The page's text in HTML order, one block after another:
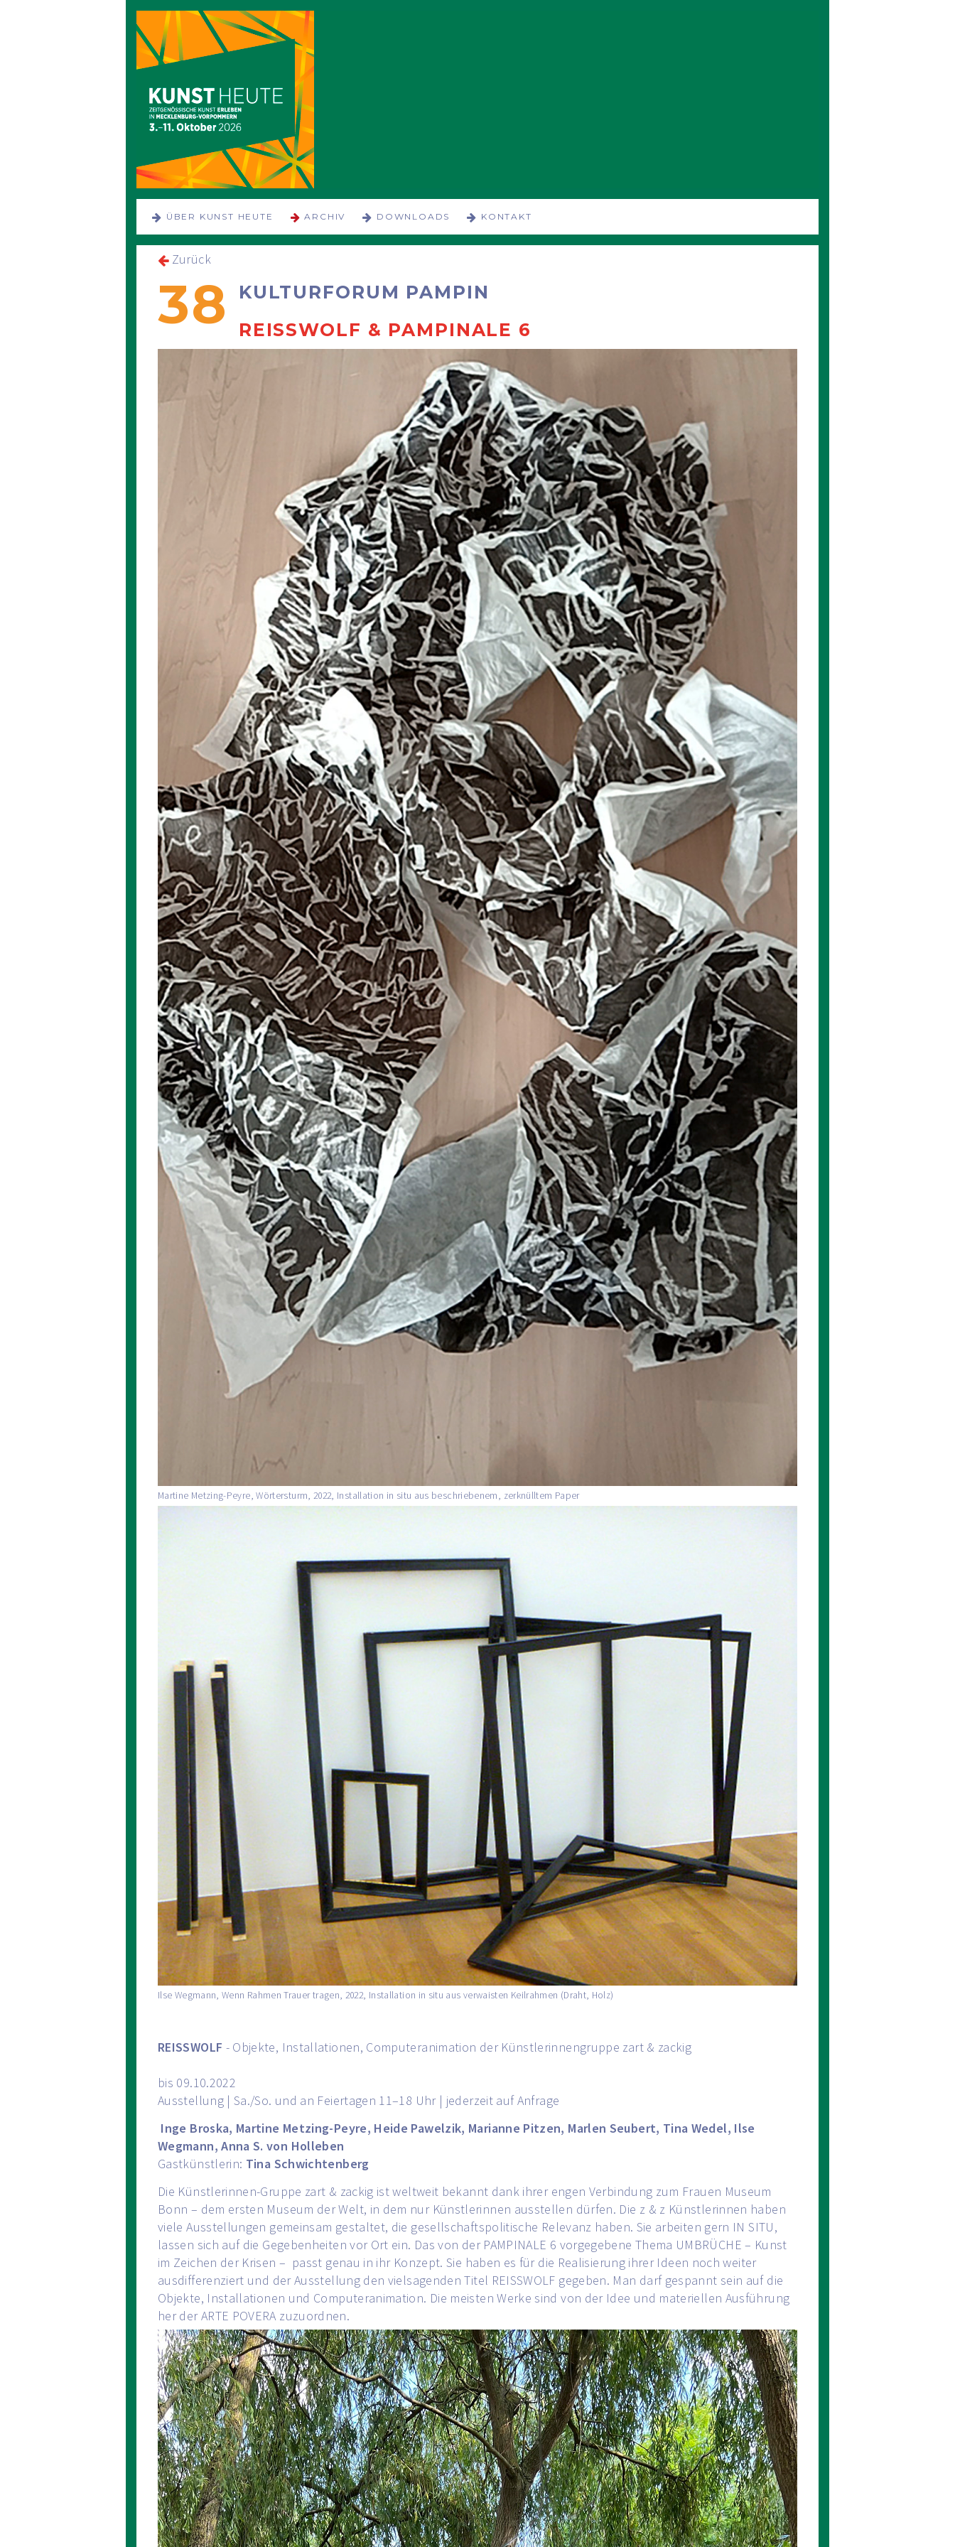
NAVIGATION
ÜBERSPRINGEN
ÜBER KUNST HEUTE ARCHIV DOWNLOADS KONTAKT
38
KULTURFORUM PAMPIN
REISSWOLF & PAMPINALE 6
Martine Metzing-Peyre, Wörtersturm, 2022, Installation in situ aus beschriebenem, zerknülltem Paper
Ilse Wegmann, Wenn Rahmen Trauer tragen, 2022, Installation in situ aus verwaisten Keilrahmen (Draht, Holz)
REISSWOLF - Objekte, Installationen, Computeranimation der Künstlerinnengruppe zart & zackig
bis 09.10.2022
Ausstellung | Sa./So. und an Feiertagen 11–18 Uhr | jederzeit auf Anfrage
Inge Broska, Martine Metzing-Peyre, Heide Pawelzik, Marianne Pitzen, Marlen Seubert, Tina Wedel, Ilse
Wegmann, Anna S. von Holleben
Gastkünstlerin: Tina Schwichtenberg
Die Künstlerinnen-Gruppe zart & zackig ist weltweit bekannt dank ihrer engen Verbindung zum Frauen Museum
Bonn – dem ersten Museum der Welt, in dem nur Künstlerinnen ausstellen dürfen. Die z & z Künstlerinnen haben
viele Ausstellungen gemeinsam gestaltet, die gesellschaftspolitische Relevanz haben. Sie arbeiten gern IN SITU,
lassen sich auf die Gegebenheiten vor Ort ein. Das von der PAMPINALE 6 vorgegebene Thema UMBRÜCHE – Kunst
im Zeichen der Krisen – passt genau in ihr Konzept. Sie haben es für die Realisierung ihrer Ideen noch weiter
ausdifferenziert und der Ausstellung den vielsagenden Titel REISSWOLF gegeben. Man darf gespannt sein auf die
Objekte, Installationen und Computeranimation. Die meisten Werke sind von der Idee und materiellen Ausführung
her der ARTE POVERA zuzuordnen.
Zurück